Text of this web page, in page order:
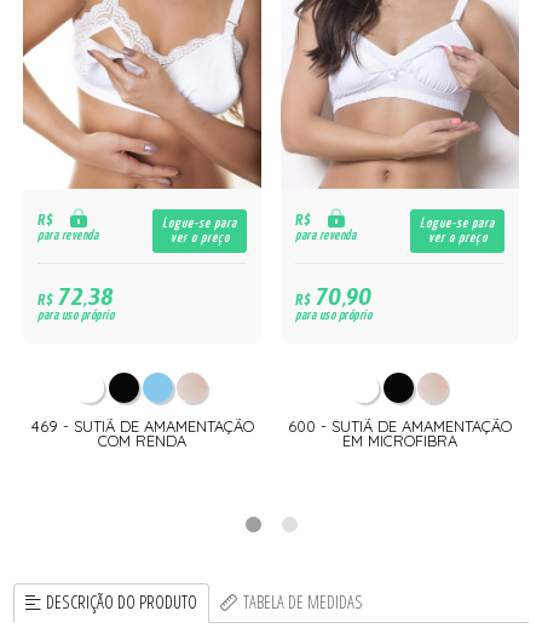
R$
para revenda
Logue-se para
ver o preço
R$72,38
para uso próprio
469 - SUTIÃ DE AMAMENTAÇÃO
COM RENDA
R$
para revenda
Logue-se para
ver o preço
R$70,90
para uso próprio
600 - SUTIÃ DE AMAMENTAÇÃO
EM MICROFIBRA
DESCRIÇÃO DO PRODUTO TABELA DE MEDIDAS